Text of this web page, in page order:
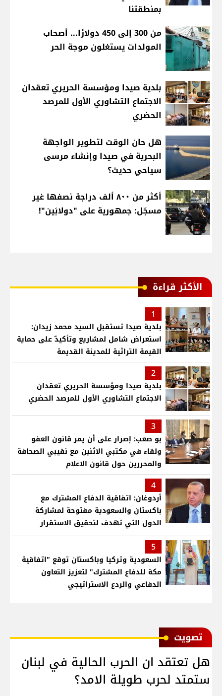
بمنطقتنا
من 300 إلى 450 دولارًا... أصحاب
المولدات يستغلون موجة الحر
بلدية صيدا ومؤسسة الحريري تعقدان
الاجتماع التشاوري الأول للمرصد
الحضري
هل حان الوقت لتطوير الواجهة
البحرية في صيدا وإنشاء مرسى
سياحي حديث؟
أكثر من ٨٠٠ ألف دراجة نصفها غير
مسجّل: جمهورية على "دولابَين"!
الأكثر قراءة
1
بلدية صيدا تستقبل السيد محمد زيدان:
استعراض شامل لمشاريع وتأكيدٌ على حماية
القيمة التراثية للمدينة القديمة
2
بلدية صيدا ومؤسسة الحريري تعقدان
الاجتماع التشاوري الأول للمرصد الحضري
3
بو صعب: إصرار على أن يمر قانون العفو
ولقاء في مكتبي الاثنين مع نقيبي الصحافة
والمحررين حول قانون الاعلام
4
أردوغان: اتفاقية الدفاع المشترك مع
باكستان والسعودية مفتوحة لمشاركة
الدول التي تهدف لتحقيق الاستقرار
بمنطقتنا
5
السعودية وتركيا وباكستان توقع "اتفاقية
مكة للدفاع المشترك" لتعزيز التعاون
الدفاعي والردع الاستراتيجي
ﺗﺼﻮﻳﺖ
هل تعتقد ان الحرب الحالية في لبنان
ستمتد لحرب طويلة الامد؟